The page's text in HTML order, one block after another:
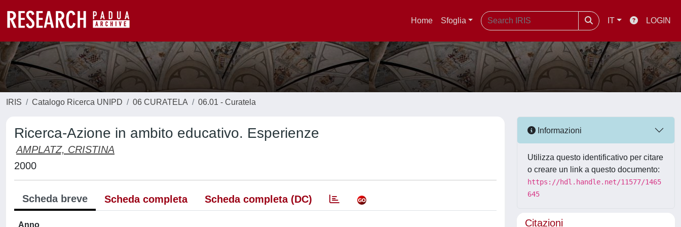
Home Sfoglia IT LOGIN
IRIS Catalogo Ricerca UNIPD 06 CURATELA 06.01 - Curatela
Ricerca-Azione in ambito educativo. Esperienze
AMPLATZ, CRISTINA
2000
Scheda breve Scheda completa Scheda completa (DC)
Anno
Informazioni
Utilizza questo identificativo per citare
o creare un link a questo documento:
https://hdl.handle.net/11577/1465
645
Citazioni